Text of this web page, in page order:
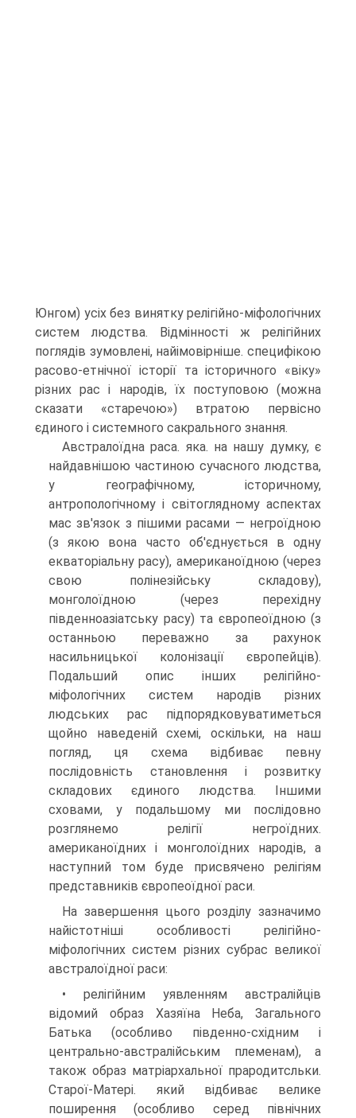
Юнгом) усіх без винятку релігійно-міфологі­чних
систем людства. Відмінності ж релігійних
поглядів зумовлені, найімовір­ніше. специфікою
расово-етнічної історії та історичного «віку»
різних рас і на­родів, їх поступовою (можна
сказати «старечою») втратою первісно
єдиного і системного сакрального знання.
Австралоїдна раса. яка. на нашу думку, є
найдавнішою частиною сучасно­го людства,
у географічному, історичному,
антропологічному і світоглядному ас­пектах
мас зв'язок з пішими расами — негроїдною
(з якою вона часто об'єд­нується в одну
екваторіальну расу), американоїдною (через
свою полінезійську складову),
монголоїдною (через перехідну
південноазіатську расу) та європеоїд­ною (з
останньою переважно за рахунок
насильницької колонізації європейців).
Подальший опис інших релігійно-
міфологічних систем народів різних
людських рас підпорядковуватиметься
щойно наведеній схемі, оскільки, на наш
погляд, ця схема відбиває певну
послідовність становлення і розвитку
складових єдиного людства. Іншими
сховами, у подальшому ми послідовно
розглянемо релігії не­гроїдних.
американоїдних і монголоїдних народів, а
наступний том буде присвя­чено релігіям
представників європеоїдної раси.
На завершення цього розділу зазначимо
найістотніші особливості ре­лігійно-
міфологічних систем різних субрас великої
австралоїдної раси:
• релігійним уявленням австралійців
відомий образ Хазяїна Неба, Загаль­ного
Батька (особливо південно-східним і
центрально-австралійським племенам), а
також образ матріархальної прародитсльки.
Старої-Матері. який відбиває велике
поширення (особливо серед північних